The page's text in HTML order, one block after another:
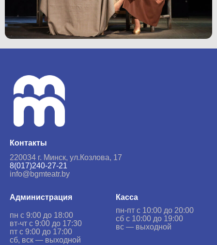
Контакты
220034 г. Минск, ул.Козлова, 17
8(017)240-27-21
info@bgmteatr.by
Администрация
пн с 9:00 до 18:00
вт-чт с 9:00 до 17:30
пт с 9:00 до 17:00
сб, вск — выходной
Касса
пн-пт с 10:00 до 20:00
сб с 10:00 до 19:00
вс — выходной